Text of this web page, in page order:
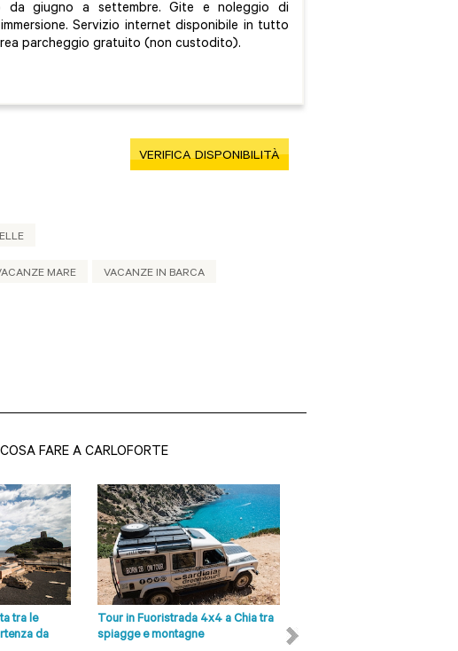
da giugno a settembre. Gite e noleggio di
Servizio internet disponibile in tutto
parcheggio gratuito (non custodito).
VERIFICA DISPONIBILITÀ
MARE VACANZE IN BARCA
non
COSA FARE A CARLOFORTE
tra le
da
Tour in Fuoristrada 4x4 a Chia tra
spiagge e montagne